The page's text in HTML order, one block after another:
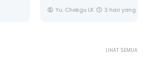
LIHAT SEMUA